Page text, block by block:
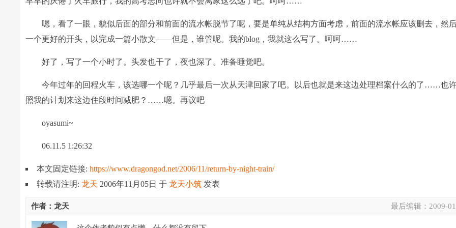
嗯，看了一眼，貌似后面的部分和前面的流水帐脱节了呢，要是单纯从结构方面考虑，前面的流水帐应该删去，然
一个更好的开头，以完成一篇小散文――但是，谁管呢。我的blog，我就这么写了。呵呵……
好了，写了一个小时了。头发也干了，夜也深了。准备睡觉吧。
今年过年的回程火车，该选哪一个呢？几乎最后一次从天津回家了吧。以后也就是来这边处理档案什么的了……也
照我的计划来这边住段时间减肥？……嗯。再议吧
oyasumi~
06.11.5 1:26:32
本文固定链接:https://www.dragongod.net/2006/11/return-by-night-train/
转载请注明:龙天 2006年11月05日于龙天小筑 发表
最后编辑： 2009-
作者：龙天